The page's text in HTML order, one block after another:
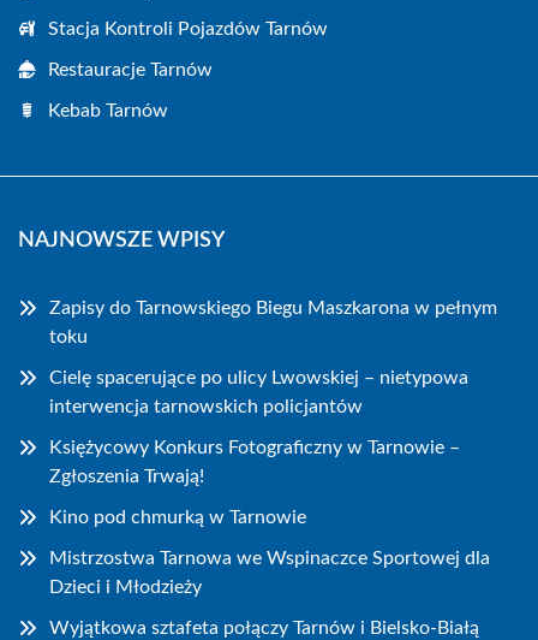
Stacja Kontroli Pojazdów Tarnów
Restauracje Tarnów
Kebab Tarnów
NAJNOWSZE WPISY
Zapisy do Tarnowskiego Biegu Maszkarona w pełnym
toku
Cielę spacerujące po ulicy Lwowskiej – nietypowa
interwencja tarnowskich policjantów
Księżycowy Konkurs Fotograficzny w Tarnowie –
Zgłoszenia Trwają!
Kino pod chmurką w Tarnowie
Mistrzostwa Tarnowa we Wspinaczce Sportowej dla
Dzieci i Młodzieży
Wyjątkowa sztafeta połączy Tarnów i Bielsko-Białą